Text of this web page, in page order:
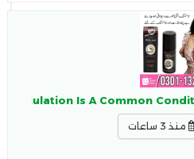
Ejaculation Is A Common
منذ 3 ساعات